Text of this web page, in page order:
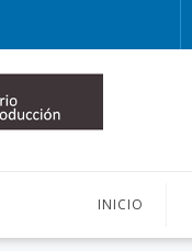
INICIO